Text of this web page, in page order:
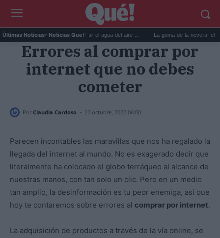
Últimas Noticias- Noticias Que!:
6 usos prácticos para reutilizar el agua del aire ... La goma de la nevera: el truco
Errores al comprar por
internet que no debes
cometer
Por Claudia Cardoso - 22 octubre, 2022 06:00
Parecen incontables las maravillas que nos ha regalado la
llegada del internet al mundo. No es exagerado decir que
literalmente ha colocado el globo terráqueo al alcance de
nuestras manos, con tan solo un clic. Pero en un medio
tan amplio, la desinformación es tu peor enemiga, así que
hoy te contaremos sobre errores al comprar por internet.
La adquisición de productos a través de la vía online, se